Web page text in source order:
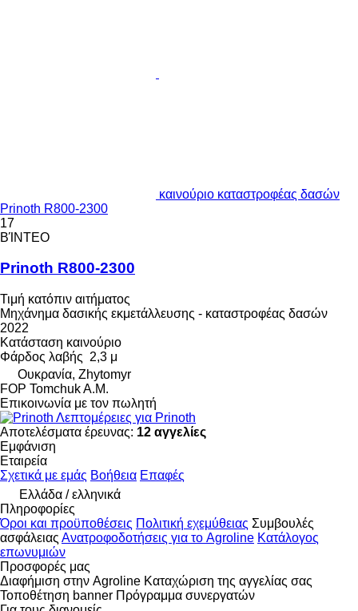
καινούριο καταστροφέας δασών
Prinoth R800-2300
17
ΒΊΝΤΕΟ
Prinoth R800-2300
Τιμή κατόπιν αιτήματος
Μηχάνημα δασικής εκμετάλλευσης - καταστροφέας δασών
2022
Κατάσταση καινούριο
Φάρδος λαβής 2,3 μ
Ουκρανία, Zhytomyr
FOP Tomchuk A.M.
Επικοινωνία με τον πωλητή
Λεπτομέρειες για Prinoth
Αποτελέσματα έρευνας: 12 αγγελίες
Εμφάνιση
Εταιρεία
Σχετικά με εμάς Βοήθεια Επαφές
Ελλάδα / ελληνικά
Πληροφορίες
Όροι και προϋποθέσεις Πολιτική εχεμύθειας Συμβουλές
ασφάλειας Ανατροφοδοτήσεις για το Agroline Κατάλογος
επωνυμιών
Προσφορές μας
Διαφήμιση στην Agroline Καταχώριση της αγγελίας σας
Τοποθέτηση banner Πρόγραμμα συνεργατών